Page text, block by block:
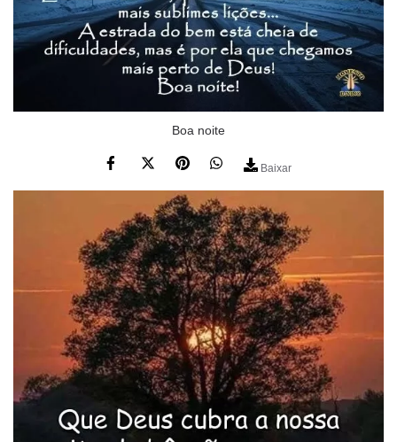
Boa noite
Baixar